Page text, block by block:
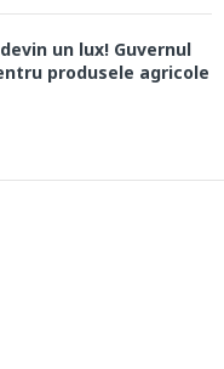
un lux! Guvernul
produsele agricole